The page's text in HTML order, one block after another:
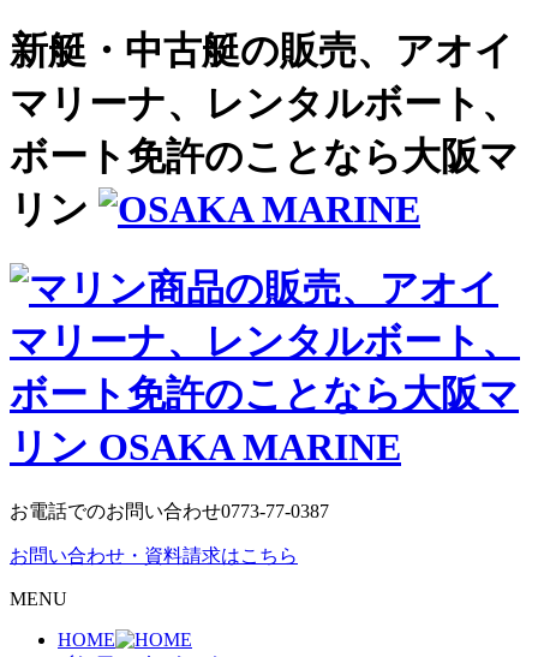
新艇・中古艇の販売、アオイ
マリーナ、レンタルボート、
ボート免許のことなら大阪マ
リン
お電話でのお問い合わせ0773-77-0387
お問い合わせ・資料請求はこちら
MENU
HOME